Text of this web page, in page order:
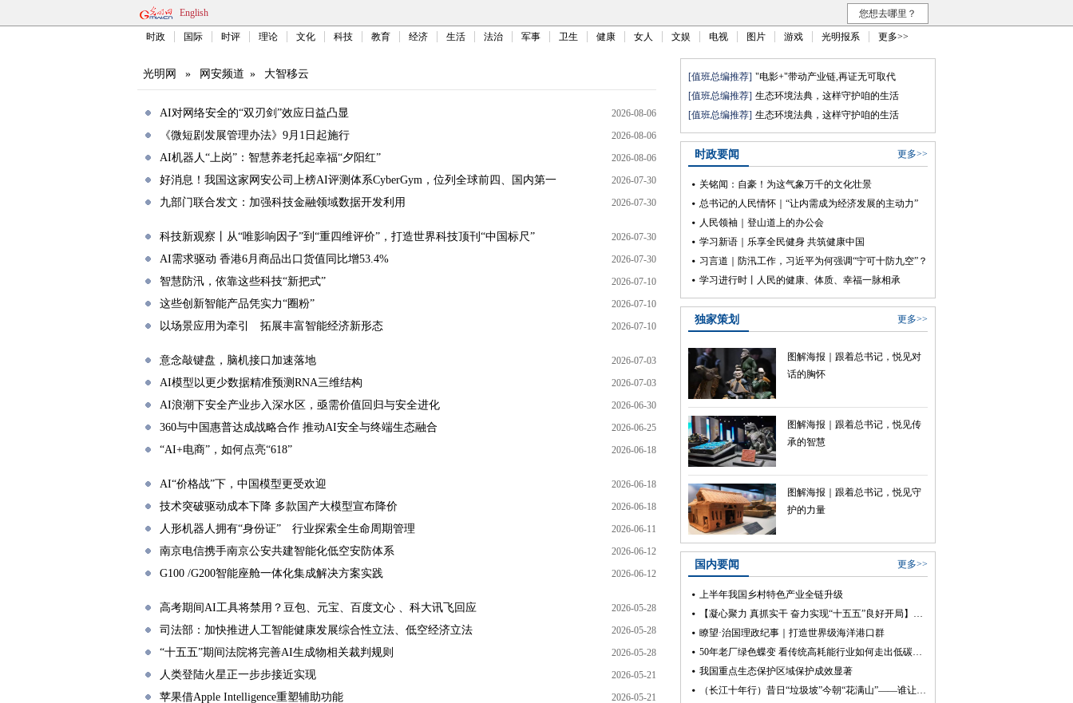
English 您想去哪里？
时政 国际 时评 理论 文化 科技 教育 经济 生活 法治 军事 卫生 健康 女人 文娱 电视 图片 游戏 光明报系 更多>>
光明网 » 网安频道 » 大智移云
AI对网络安全的“双刃剑”效应日益凸显 2026-08-06
《微短剧发展管理办法》9月1日起施行 2026-08-06
AI机器人“上岗”：智慧养老托起幸福“夕阳红” 2026-08-06
好消息！我国这家网安公司上榜AI评测体系CyberGym，位列全球前四、国内第一 2026-07-30
九部门联合发文：加强科技金融领域数据开发利用 2026-07-30
科技新观察丨从“唯影响因子”到“重四维评价”，打造世界科技顶刊“中国标尺” 2026-07-30
AI需求驱动 香港6月商品出口货值同比增53.4% 2026-07-30
智慧防汛，依靠这些科技“新把式” 2026-07-10
这些创新智能产品凭实力“圈粉” 2026-07-10
以场景应用为牵引 拓展丰富智能经济新形态 2026-07-10
意念敲键盘，脑机接口加速落地 2026-07-03
AI模型以更少数据精准预测RNA三维结构 2026-07-03
AI浪潮下安全产业步入深水区，亟需价值回归与安全进化 2026-06-30
360与中国惠普达成战略合作 推动AI安全与终端生态融合 2026-06-25
“AI+电商”，如何点亮“618” 2026-06-18
AI“价格战”下，中国模型更受欢迎 2026-06-18
技术突破驱动成本下降 多款国产大模型宣布降价 2026-06-18
人形机器人拥有“身份证” 行业探索全生命周期管理 2026-06-11
南京电信携手南京公安共建智能化低空安防体系 2026-06-12
G100 /G200智能座舱一体化集成解决方案实践 2026-06-12
高考期间AI工具将禁用？豆包、元宝、百度文心 、科大讯飞回应 2026-05-28
司法部：加快推进人工智能健康发展综合性立法、低空经济立法 2026-05-28
“十五五”期间法院将完善AI生成物相关裁判规则 2026-05-28
人类登陆火星正一步步接近实现 2026-05-21
苹果借Apple Intelligence重塑辅助功能 2026-05-21